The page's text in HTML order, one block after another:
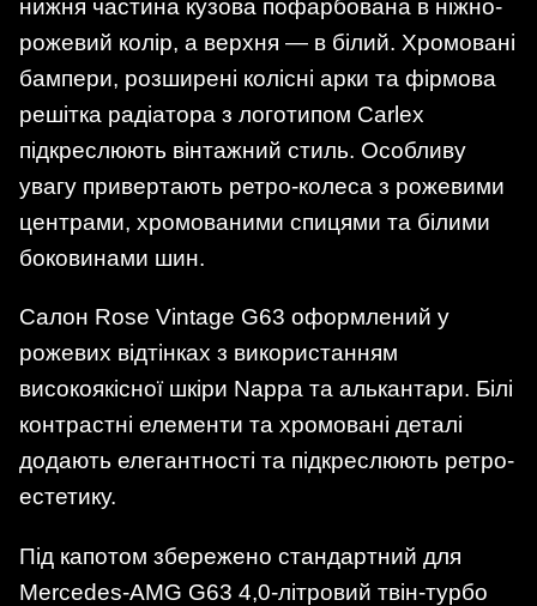
нижня частина кузова пофарбована в ніжно-
рожевий колір, а верхня — в білий. Хромовані
бампери, розширені колісні арки та фірмова
решітка радіатора з логотипом Carlex
підкреслюють вінтажний стиль. Особливу
увагу привертають ретро-колеса з рожевими
центрами, хромованими спицями та білими
боковинами шин.
Салон Rose Vintage G63 оформлений у
рожевих відтінках з використанням
високоякісної шкіри Nappa та алькантари. Білі
контрастні елементи та хромовані деталі
додають елегантності та підкреслюють ретро-
естетику.
Під капотом збережено стандартний для
Mercedes-AMG G63 4,0-літровий твін-турбо